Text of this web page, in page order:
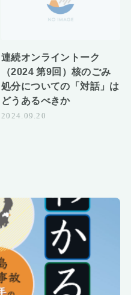
連続オンライントーク
（2024 第9回）核のごみ
処分についての「対話」は
どうあるべきか
2024.09.20